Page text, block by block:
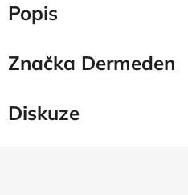
Popis
Značka Dermeden
Diskuze